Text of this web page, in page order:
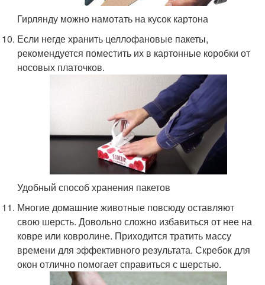
Гирлянду можно намотать на кусок картона
Если негде хранить целлофановые пакеты,
рекомендуется поместить их в картонные коробки от
носовых платочков.
Удобный способ хранения пакетов
Многие домашние животные повсюду оставляют
свою шерсть. Довольно сложно избавиться от нее на
ковре или ковролине. Приходится тратить массу
времени для эффективного результата. Скребок для
окон отлично помогает справиться с шерстью.